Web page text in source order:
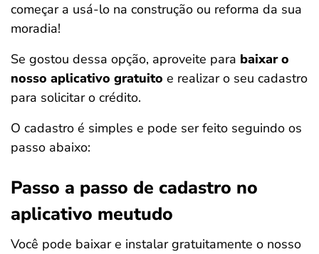
começar a usá-lo na construção ou reforma da sua
moradia!
Se gostou dessa opção, aproveite para baixar o
nosso aplicativo gratuito e realizar o seu cadastro
para solicitar o crédito.
O cadastro é simples e pode ser feito seguindo os
passo abaixo:
Passo a passo de cadastro no
aplicativo meutudo
Você pode baixar e instalar gratuitamente o nosso